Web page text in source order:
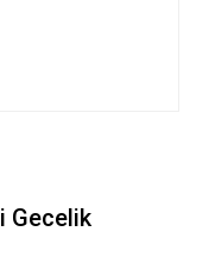
Gecelik